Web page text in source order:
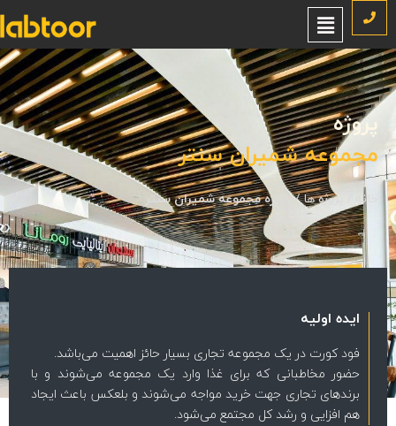
شمیران سنتر
پروژه ها/پروژه مجموعه شمیران سنتر
ایده اولیه
فود کورت در یک مجموعه تجاری بسیار حائز اهمیت می‌باشد.
حضور مخاطبانی که برای غذا وارد یک مجموعه می‌شوند و با
برندهای تجاری جهت خرید مواجه می‌شوند و بلعکس باعث ایجاد
هم افزایی و رشد کل مجتمع می‌شود.